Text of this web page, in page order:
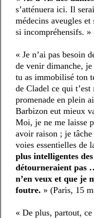
s’atténuera ici. Il
médecins aveugles et
si incompréhensifs.
« Je n’ai pas besoin
de venir dimanche,
tu as immobilisé ton
de Cladel ce qui t’est
promenade en plein
Barbizon eut mieux
Moi, je ne me laisse
avoir raison ; je
voies essentielles de
plus intelligentes
détourneraient pas
n’en veux et que je
foutre. » (Paris, 15
« De plus, partout,